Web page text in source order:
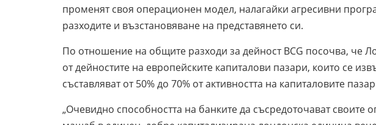
променят своя операционен модел, налагайки агресивни
разходите и възстановяване на представянето си.
По отношение на общите разходи за дейност BCG посочва, че
от дейностите на европейските капиталови пазари, които се
съставляват от 50% до 70% от активността на капиталовите
„Очевидно способността на банките да съсредоточават своите